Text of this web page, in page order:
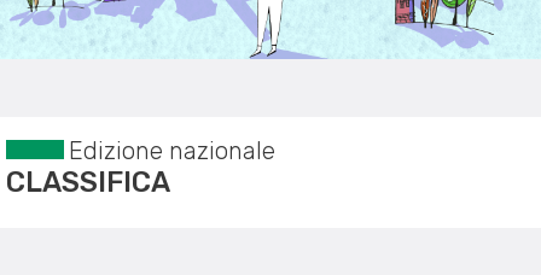
Edizione nazionale
CLASSIFICA